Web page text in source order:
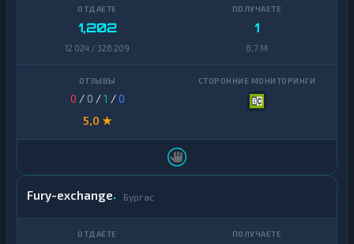
1,202
12 024 / 326 209
1
8,7 M
0 / 0 /1 /0
5,0 ★
Fury-exchange Бургас